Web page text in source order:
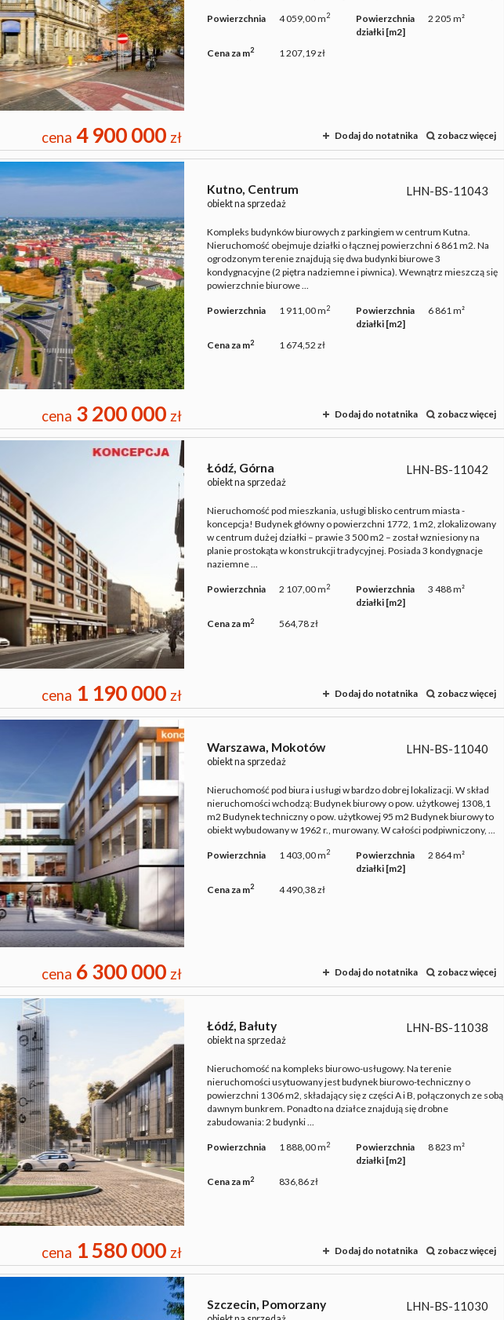
Powierzchnia 4 059,00 m2
Powierzchnia
działki [m2]
2 205 m²
Cena za m2 1 207,19 zł
cena 4 900 000 zł Dodaj do notatnika zobacz więcej
Kutno, Centrum
obiekt na sprzedaż
LHN-BS-11043
Kompleks budynków biurowych z parkingiem w centrum Kutna.
Nieruchomość obejmuje działki o łącznej powierzchni 6 861 m2. Na
ogrodzonym terenie znajdują się dwa budynki biurowe 3
kondygnacyjne (2 piętra nadziemne i piwnica). Wewnątrz mieszczą się
powierzchnie biurowe ...
Powierzchnia 1 911,00 m2
Powierzchnia
działki [m2]
6 861 m²
Cena za m2 1 674,52 zł
cena 3 200 000 zł Dodaj do notatnika zobacz więcej
Łódź, Górna
obiekt na sprzedaż
LHN-BS-11042
Nieruchomość pod mieszkania, usługi blisko centrum miasta -
koncepcja! Budynek główny o powierzchni 1772, 1 m2, zlokalizowany
w centrum dużej działki – prawie 3 500 m2 – został wzniesiony na
planie prostokąta w konstrukcji tradycyjnej. Posiada 3 kondygnacje
naziemne ...
Powierzchnia 2 107,00 m2
Powierzchnia
działki [m2]
3 488 m²
Cena za m2 564,78 zł
cena 1 190 000 zł Dodaj do notatnika zobacz więcej
Warszawa, Mokotów
obiekt na sprzedaż
LHN-BS-11040
Nieruchomość pod biura i usługi w bardzo dobrej lokalizacji. W skład
nieruchomości wchodzą: Budynek biurowy o pow. użytkowej 1308,1
m2 Budynek techniczny o pow. użytkowej 95 m2 Budynek biurowy to
obiekt wybudowany w 1962 r., murowany. W całości podpiwniczony, ...
Powierzchnia 1 403,00 m2
Powierzchnia
działki [m2]
2 864 m²
Cena za m2 4 490,38 zł
cena 6 300 000 zł Dodaj do notatnika zobacz więcej
Łódź, Bałuty
obiekt na sprzedaż
LHN-BS-11038
Nieruchomość na kompleks biurowo-usługowy. Na terenie
nieruchomości usytuowany jest budynek biurowo-techniczny o
powierzchni 1 306 m2, składający się z części A i B, połączonych ze sobą
dawnym bunkrem. Ponadto na działce znajdują się drobne
zabudowania: 2 budynki ...
Powierzchnia 1 888,00 m2
Powierzchnia
działki [m2]
8 823 m²
Cena za m2 836,86 zł
cena 1 580 000 zł Dodaj do notatnika zobacz więcej
Szczecin, Pomorzany LHN-BS-11030